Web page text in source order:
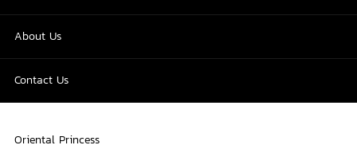
About Us
Contact Us
Oriental Princess